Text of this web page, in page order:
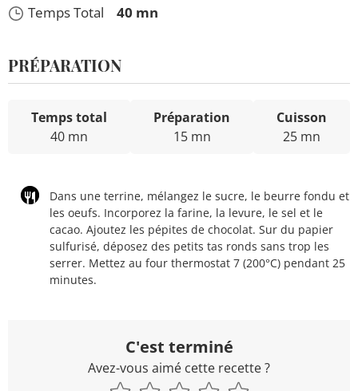
Temps Total
40 mn
PRÉPARATION
Temps total
40 mn
Préparation
15 mn
Cuisson
25 mn
Dans une terrine, mélangez le sucre, le beurre fondu et
les oeufs. Incorporez la farine, la levure, le sel et le
cacao. Ajoutez les pépites de chocolat. Sur du papier
sulfurisé, déposez des petits tas ronds sans trop les
serrer. Mettez au four thermostat 7 (200°C) pendant 25
minutes.
C'est terminé
Avez-vous aimé cette recette ?